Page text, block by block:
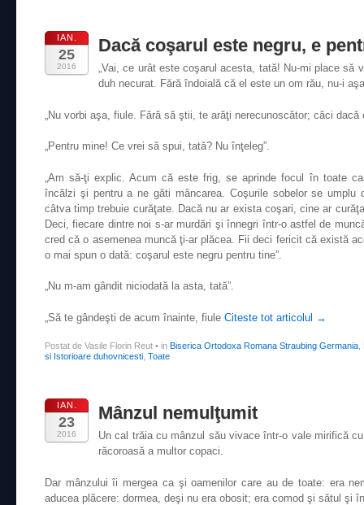
IAN.
25
2016
Dacă coşarul este negru, e
„Vai, ce urât este coşarul acesta, tată! Nu-mi place să
duh necurat. Fără îndoială că el este un om rău, nu-i
„Nu vorbi aşa, fiule. Fără să ştii, te arăţi nerecunoscător; căci
„Pentru mine! Ce vrei să spui, tată? Nu înţeleg”.
„Am să-ţi explic. Acum că este frig, se aprinde focul în toate
încălzi şi pentru a ne găti mâncarea. Coşurile sobelor se umplu
câtva timp trebuie curăţate. Dacă nu ar exista coşari, cine ar
Deci, fiecare dintre noi s-ar murdări şi înnegri într-o astfel de
cred că o asemenea muncă ţi-ar plăcea. Fii deci fericit că există
o mai spun o dată: coşarul este negru pentru tine”.
„Nu m-am gândit niciodată la asta, tată”.
„Să te gândeşti de acum înainte, fiule Citeste tot articolul →
Postat de Vasile Florin Reut • in Biserica Ortodoxa Romana Straubing Germania
si Istorioare duhovnicesti Toate
IAN.
23
2016
Mânzul nemulţumit
Un cal trăia cu mânzul său vivace într-o vale mirifică
răcoroasă a multor copaci.
Dar mânzului îi mergea ca şi oamenilor care au de toate: era
aducea plăcere: dormea, deşi nu era obosit; era comod şi sătul şi